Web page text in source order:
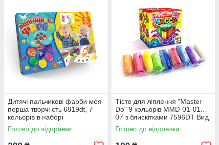
Дитячі пальчикові фарби моя
перша творчі сть 6819dt, 7
кольорів в наборі
Готово до відправки
Тісто для ліплення "Master
Do" 9 кольорів MMD-01-01…
07 з блискітками 7596DT Вид
1
Готово до відправки